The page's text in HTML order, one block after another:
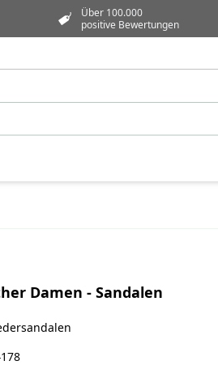
Über 100.000
positive Bewertungen
Damen - Sandalen